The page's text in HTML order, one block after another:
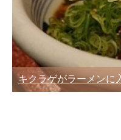
キクラゲがラーメンに